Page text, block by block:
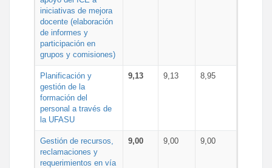
iniciativas de mejora
docente (elaboración
de informes y
participación en
grupos y comisiones)
Planificación y
gestión de la
formación del
personal a través de
la UFASU
9,13 9,13 8,95
Gestión de recursos,
reclamaciones y
requerimientos en vía
9,00 9,00 9,00